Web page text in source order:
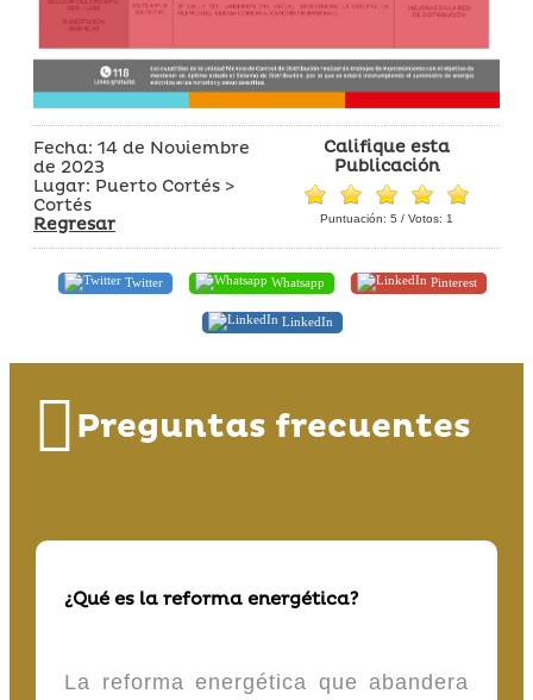
Fecha: 14 de Noviembre
de 2023
Lugar: Puerto Cortés >
Cortés
Regresar
Califique esta
Publicación
Puntuación: 5 / Votos: 1
Twitter Whatsapp Pinterest
LinkedIn
Preguntas frecuentes
¿Qué es la reforma energética?
La reforma energética que abandera